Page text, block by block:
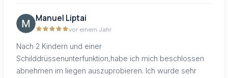
Manuel Liptai
vor einem Jahr
Nach 2 Kindern und einer
Schilddrüssenunterfunktion,habe ich mich beschlossen
abnehmen im liegen auszuprobieren. Ich wurde sehr